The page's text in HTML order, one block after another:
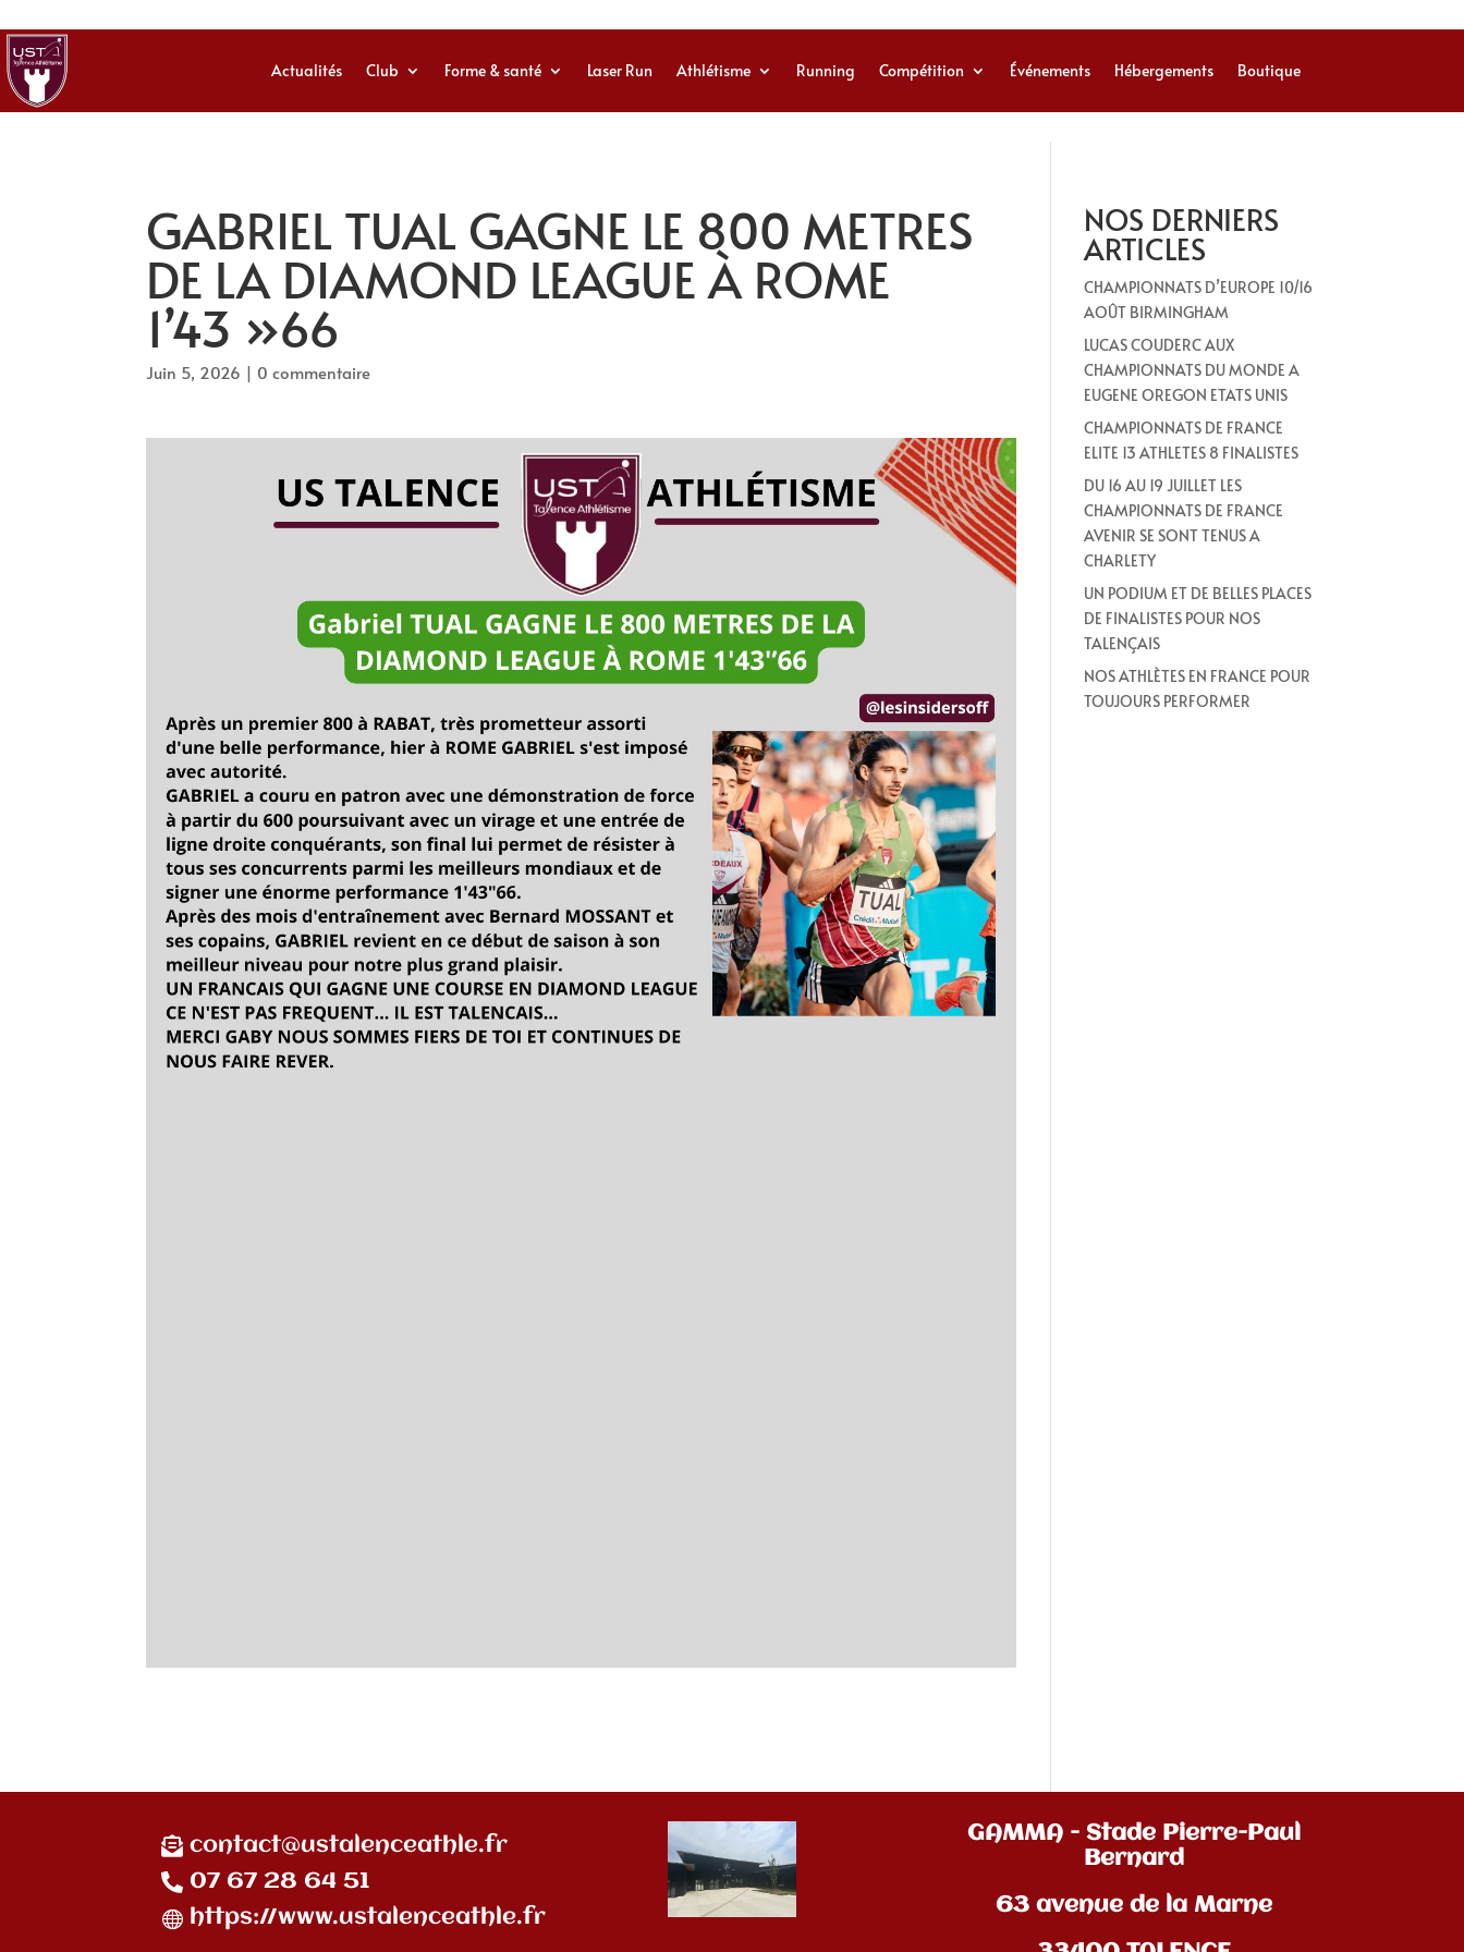
Actualités Club Forme & santé Laser Run Athlétisme Running Compétition Événements Hébergements Boutique
GABRIEL TUAL GAGNE LE 800 METRES
DE LA DIAMOND LEAGUE À ROME
1’43 »66
Juin 5, 2026 | 0 commentaire
NOS DERNIERS
ARTICLES
CHAMPIONNATS D’EUROPE 10/16
AOÛT BIRMINGHAM
LUCAS COUDERC AUX
CHAMPIONNATS DU MONDE A
EUGENE OREGON ETATS UNIS
CHAMPIONNATS DE FRANCE
ELITE 13 ATHLETES 8 FINALISTES
DU 16 AU 19 JUILLET LES
CHAMPIONNATS DE FRANCE
AVENIR SE SONT TENUS A
CHARLETY
UN PODIUM ET DE BELLES PLACES
DE FINALISTES POUR NOS
TALENÇAIS
NOS ATHLÈTES EN FRANCE POUR
TOUJOURS PERFORMER
contact@ustalenceathle.fr
07 67 28 64 51
https://www.ustalenceathle.fr
GAMMA - Stade Pierre-Paul
Bernard
63 avenue de la Marne